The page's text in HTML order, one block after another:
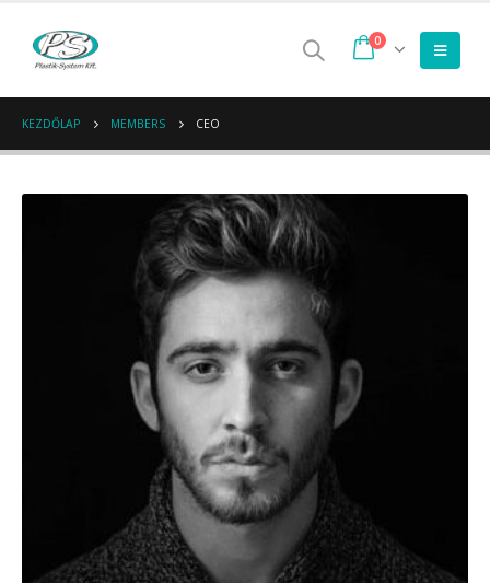
0
KEZDŐLAP MEMBERS CEO